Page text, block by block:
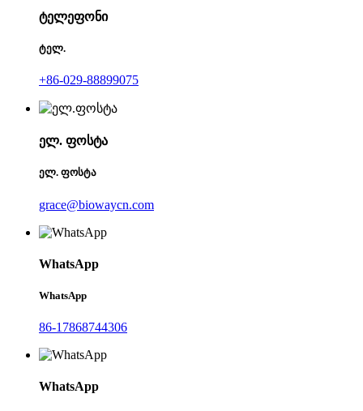
ტელეფონი
ტელ.
+86-029-88899075
ელ. ფოსტა
ელ. ფოსტა
grace@biowaycn.com
WhatsApp
WhatsApp
86-17868744306
WhatsApp